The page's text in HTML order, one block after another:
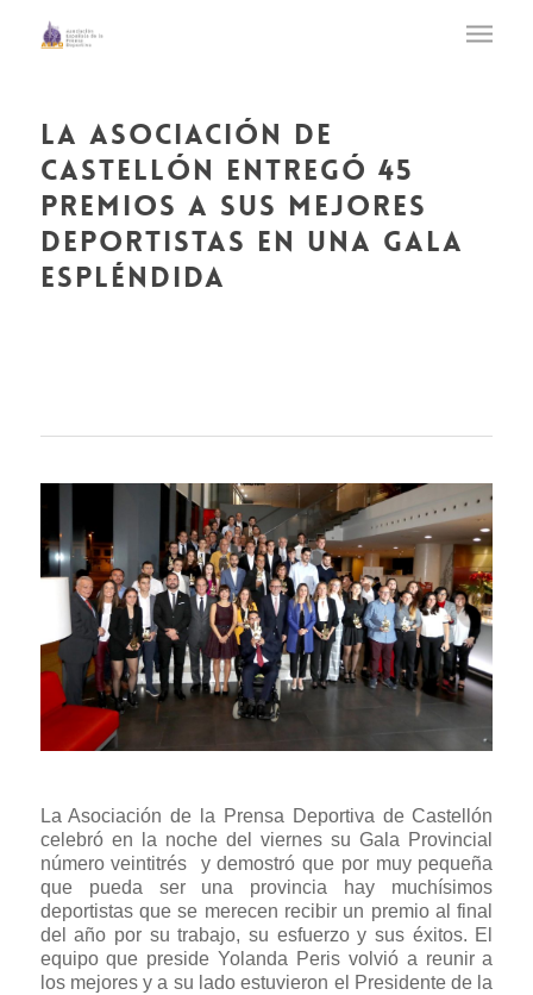
la asociación de
castellón entregó 45
premios a sus mejores
deportistas en una gala
espléndida
La Asociación de la Prensa Deportiva de Castellón
celebró en la noche del viernes su Gala Provincial
número veintitrés y demostró que por muy pequeña
que pueda ser una provincia hay muchísimos
deportistas que se merecen recibir un premio al final
del año por su trabajo, su esfuerzo y sus éxitos. El
equipo que preside Yolanda Peris volvió a reunir a
los mejores y a su lado estuvieron el Presidente de la